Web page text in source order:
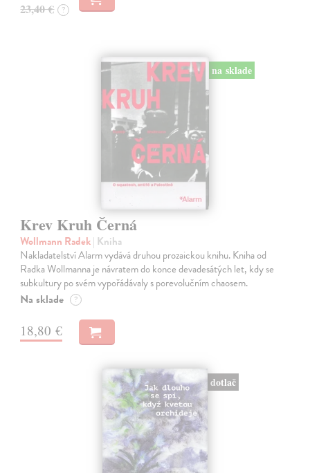
23,40 € ?
na sklade
Krev Kruh Černá
Wollmann Radek| Kniha
Nakladatelství Alarm vydává druhou prozaickou knihu. Kniha od
Radka Wollmanna je návratem do konce devadesátých let, kdy se
subkultury po svém vypořádávaly s porevolučním chaosem.
Na sklade ?
18,80 €
dotlač